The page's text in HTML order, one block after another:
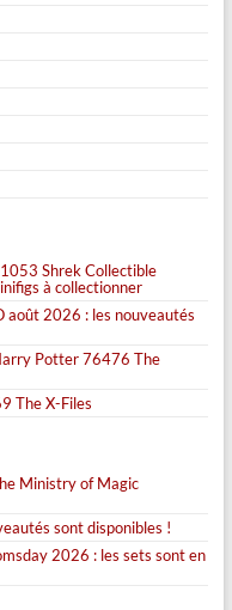
Shrek Collectible
à collectionner
août 2026 : les nouveautés
Potter 76476 The
The X-Files
Ministry of Magic
sont disponibles !
2026 : les sets sont en